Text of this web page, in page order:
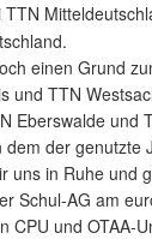
einen Grund
und TTN
Eberswalde und
der
uns in Ruhe und
Schul-AG am
CPU und OTAA-